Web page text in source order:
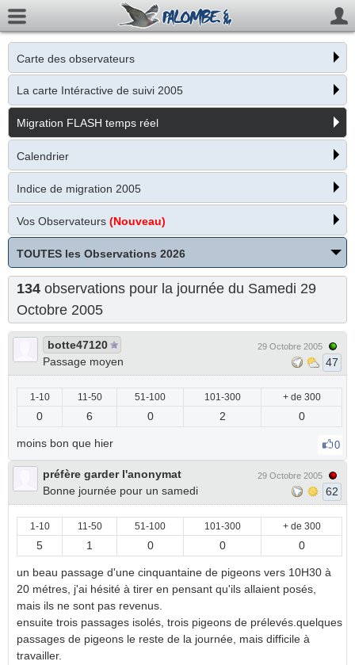
Carte des observateurs
La carte Intéractive de suivi 2005
Migration FLASH temps réel
Calendrier
Indice de migration 2005
Vos Observateurs (Nouveau)
TOUTES les Observations 2026
134 observations pour la journée du Samedi 29
Octobre 2005
botte47120
Passage moyen
29 Octobre 2005
47
1-10 11-50 51-100 101-300 + de 300
0 6 0 2 0
moins bon que hier 0
préfère garder l'anonymat
Bonne journée pour un samedi
29 Octobre 2005
62
1-10 11-50 51-100 101-300 + de 300
5 1 0 0 0
un beau passage d'une cinquantaine de pigeons vers 10H30 à
20 métres, j'ai hésité à tirer en pensant qu'ils allaient posés,
mais ils ne sont pas revenus.
ensuite trois passages isolés, trois pigeons de prélevés.quelques
passages de pigeons le reste de la journée, mais difficile à
travailler.